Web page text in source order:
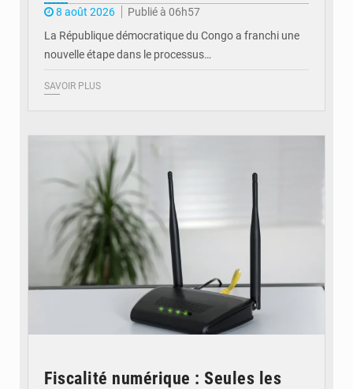
8 août 2026
Publié à 06h57
La République démocratique du Congo a franchi une
nouvelle étape dans le processus…
SAVOIR PLUS
Fiscalité numérique : Seules les